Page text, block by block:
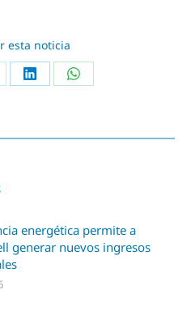
esta noticia
energética permite a
generar nuevos ingresos